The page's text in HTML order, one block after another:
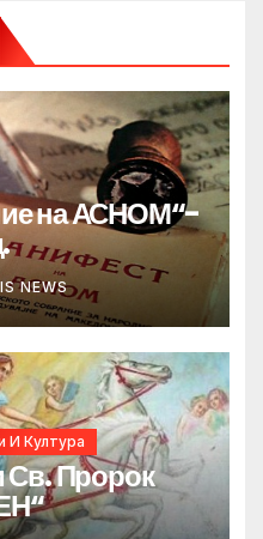
на АСНОМ“-
NEWS
И Култура
Св. Пророк